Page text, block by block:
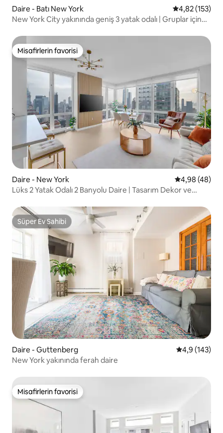
Daire - Batı New York 5 üzerinden
4,82 (153)
New York City yakınında geniş 3 yatak odalı | Gruplar için
Misafirlerin favorisi
Misafirlerin favorisi
Daire - New York 5 üzerinden
4,98 (48)
Lüks 2 Yatak Odalı 2 Banyolu Daire | Tasarım Dekor ve
Süper Ev Sahibi
Süper Ev Sahibi
Daire - Guttenberg 5 üzerinden
4,9 (143)
New York yakınında ferah daire
Misafirlerin favorisi
Misafirlerin favorisi